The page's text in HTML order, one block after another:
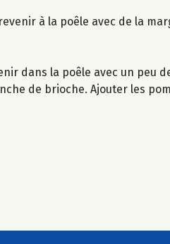
à la poêle avec de la
dans la poêle avec un peu
de brioche. Ajouter les